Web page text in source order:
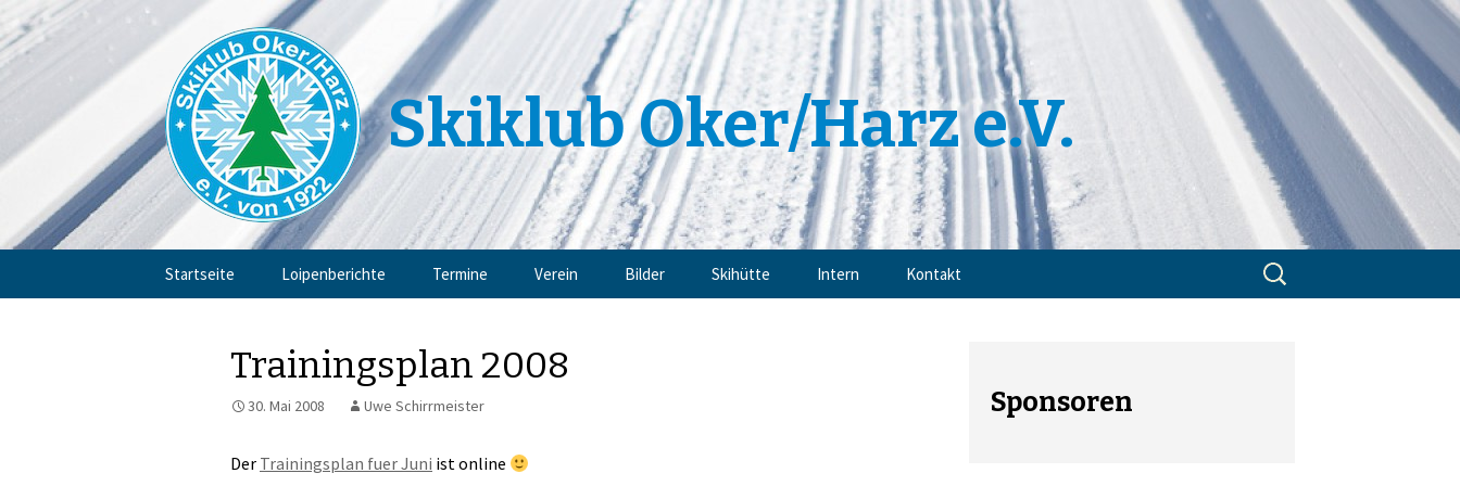
Skiklub Oker/Harz e.V.
Startseite Loipenberichte Termine Verein
Trainingsangebote
Bilder Skihütte Intern Kontakt
Suchen
nach:
Trainingsplan 2008
30. Mai 2008 Uwe Schirrmeister
Der Trainingsplan fuer Juni ist online
Sponsoren